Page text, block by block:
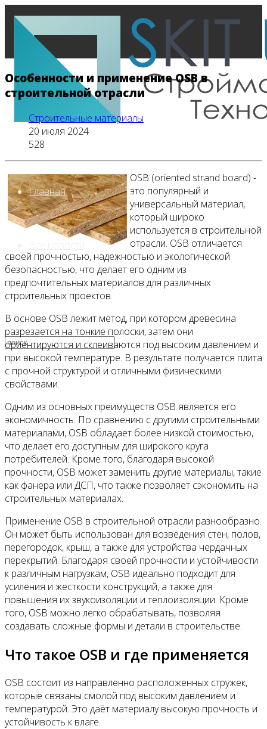
Главная
Видео
Особенности и применение OSB в
строительной отрасли
Строительные материалы
20 июля 2024
528
OSB (oriented strand board) -
это популярный и
универсальный материал,
который широко
используется в строительной
отрасли. OSB отличается
своей прочностью, надежностью и экологической
безопасностью, что делает его одним из
предпочтительных материалов для различных
строительных проектов.
В основе OSB лежит метод, при котором древесина
разрезается на тонкие полоски, затем они
ориентируются и склеиваются под высоким давлением и
при высокой температуре. В результате получается плита
с прочной структурой и отличными физическими
свойствами.
Одним из основных преимуществ OSB является его
экономичность. По сравнению с другими строительными
материалами, OSB обладает более низкой стоимостью,
что делает его доступным для широкого круга
потребителей. Кроме того, благодаря высокой
прочности, OSB может заменить другие материалы, такие
как фанера или ДСП, что также позволяет сэкономить на
строительных материалах.
Применение OSB в строительной отрасли разнообразно.
Он может быть использован для возведения стен, полов,
перегородок, крыш, а также для устройства чердачных
перекрытий. Благодаря своей прочности и устойчивости
к различным нагрузкам, OSB идеально подходит для
усиления и жесткости конструкций, а также для
повышения их звукоизоляции и теплоизоляции. Кроме
того, OSB можно легко обрабатывать, позволяя
создавать сложные формы и детали в строительстве.
Что такое OSB и где применяется
OSB состоит из направленно расположенных стружек,
которые связаны смолой под высоким давлением и
температурой. Это даёт материалу высокую прочность и
устойчивость к влаге.